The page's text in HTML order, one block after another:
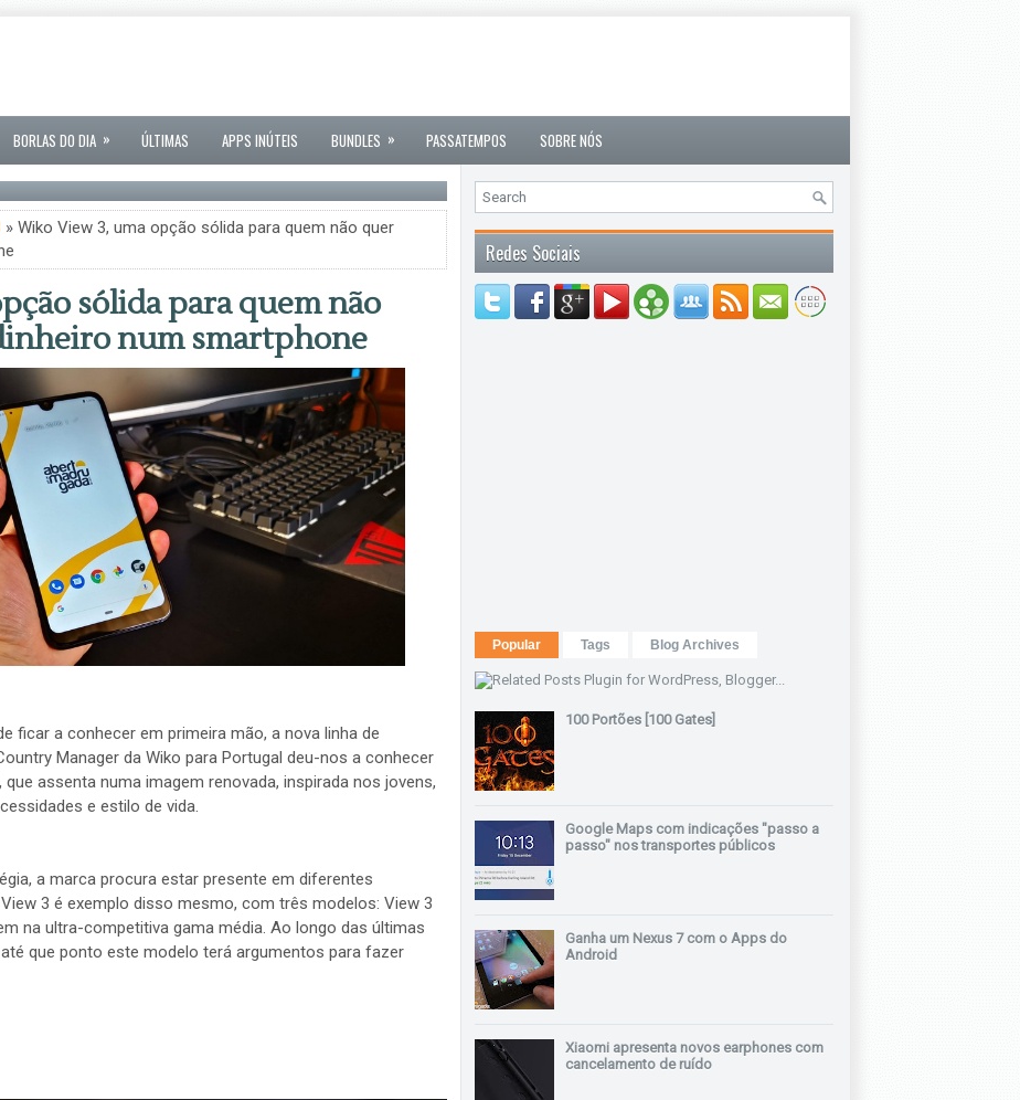
BORLAS DO DIA » ÚLTIMAS APPS INÚTEIS BUNDLES » PASSATEMPOS SOBRE NÓS
» Wiko View 3, uma opção sólida para quem não quer
sólida para quem não
num smartphone
ficar a conhecer em primeira mão, a nova linha de
Manager da Wiko para Portugal deu-nos a conhecer
assenta numa imagem renovada, inspirada nos jovens,
e estilo de vida.
a marca procura estar presente em diferentes
3 é exemplo disso mesmo, com três modelos: View 3
na ultra-competitiva gama média. Ao longo das últimas
que ponto este modelo terá argumentos para fazer
Redes Sociais
Popular Tags Blog Archives
100 Portões [100 Gates]
Google Maps com indicações "passo a
passo" nos transportes públicos
Ganha um Nexus 7 com o Apps do
Android
Xiaomi apresenta novos earphones com
cancelamento de ruído